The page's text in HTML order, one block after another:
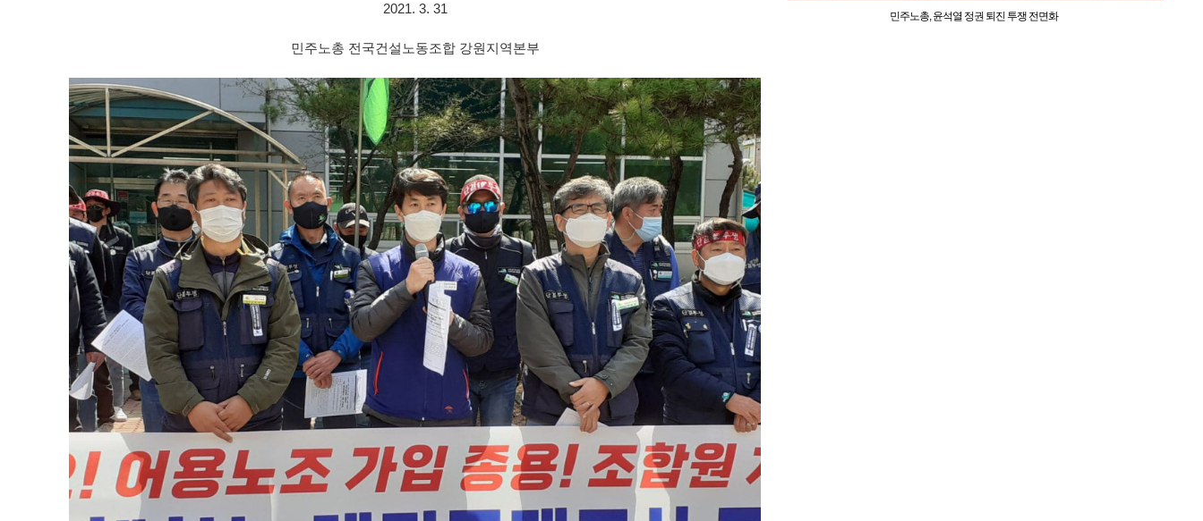
2021. 3. 31
민주노총 전국건설노동조합 강원지역본부
민주노총, 윤석열 정권 퇴진 투쟁 전면화